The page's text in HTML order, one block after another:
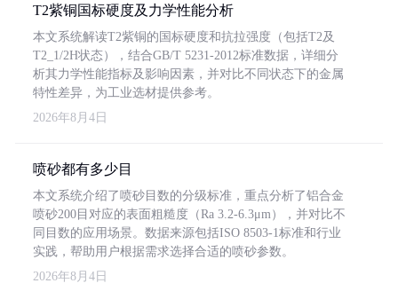
T2紫铜国标硬度及力学性能分析
本文系统解读T2紫铜的国标硬度和抗拉强度（包括T2及
T2_1/2H状态），结合GB/T 5231-2012标准数据，详细分
析其力学性能指标及影响因素，并对比不同状态下的金属
特性差异，为工业选材提供参考。
2026年8月4日
喷砂都有多少目
本文系统介绍了喷砂目数的分级标准，重点分析了铝合金
喷砂200目对应的表面粗糙度（Ra 3.2-6.3μm），并对比不
同目数的应用场景。数据来源包括ISO 8503-1标准和行业
实践，帮助用户根据需求选择合适的喷砂参数。
2026年8月4日